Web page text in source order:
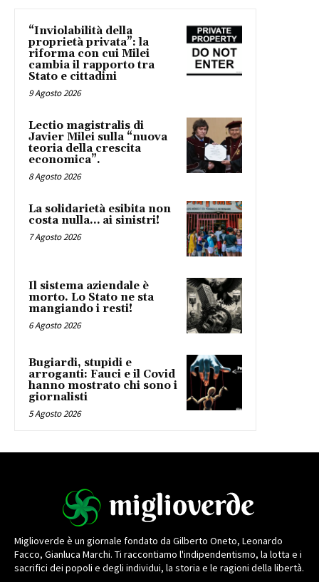
“Inviolabilità della
proprietà privata”: la
riforma con cui Milei
cambia il rapporto tra
Stato e cittadini
9 Agosto 2026
Lectio magistralis di
Javier Milei sulla “nuova
teoria della crescita
economica”.
8 Agosto 2026
La solidarietà esibita non
costa nulla… ai sinistri!
7 Agosto 2026
Il sistema aziendale è
morto. Lo Stato ne sta
mangiando i resti!
6 Agosto 2026
Bugiardi, stupidi e
arroganti: Fauci e il Covid
hanno mostrato chi sono i
giornalisti
5 Agosto 2026
Miglioverde è un giornale fondato da Gilberto Oneto, Leonardo
Facco, Gianluca Marchi. Ti raccontiamo l'indipendentismo, la lotta e i
sacrifici dei popoli e degli individui, la storia e le ragioni della libertà.